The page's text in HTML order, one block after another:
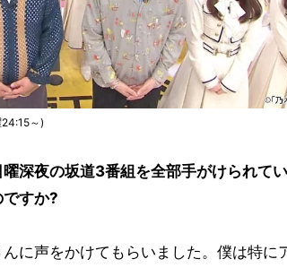
～)
深夜の坂道3番組を全部手がけられて
すか?
に声をかけてもらいました。僕は特に